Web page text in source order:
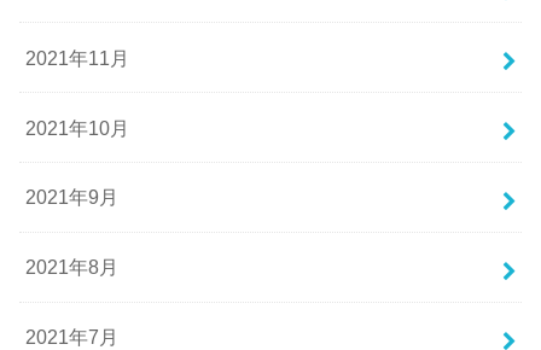
2021年11月
2021年10月
2021年9月
2021年8月
2021年7月